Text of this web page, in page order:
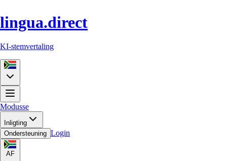
lingua.direct
KI-stemvertaling
Modusse
Inligting
Ondersteuning Login
AF